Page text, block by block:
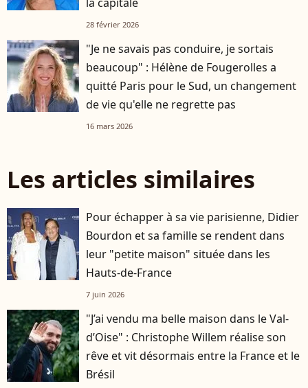
28 février 2026
"Je ne savais pas conduire, je sortais
beaucoup" : Hélène de Fougerolles a
quitté Paris pour le Sud, un changement
de vie qu'elle ne regrette pas
16 mars 2026
Les articles similaires
Pour échapper à sa vie parisienne, Didier
Bourdon et sa famille se rendent dans
leur "petite maison" située dans les
Hauts-de-France
7 juin 2026
"J’ai vendu ma belle maison dans le Val-
d’Oise" : Christophe Willem réalise son
rêve et vit désormais entre la France et le
Brésil